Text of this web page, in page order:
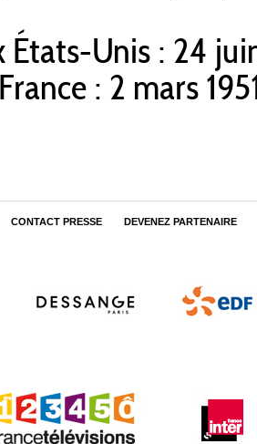
États-Unis : 24
: 2 mars
CONTACT PRESSE DEVENEZ PARTENAIRE